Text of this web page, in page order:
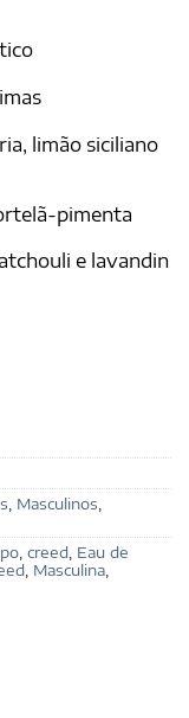
limão siciliano
pimenta
e lavandin
Masculinos
creed Eau de
Masculina